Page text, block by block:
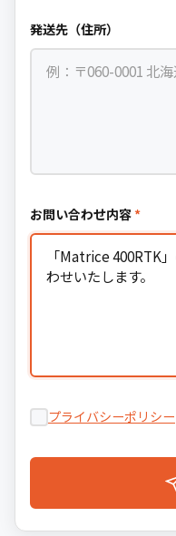
発送先（住所）
お問い合わせ内容*
プライバシーポリシー